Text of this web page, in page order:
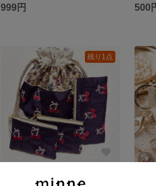
999円 500
残り1点
イ